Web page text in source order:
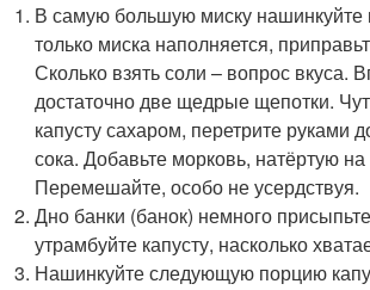
В самую большую миску нашинкуйте
только миска наполняется,
Сколько взять соли – вопрос вкуса.
достаточно две щедрые щепотки.
капусту сахаром, перетрите руками
сока. Добавьте морковь, натёртую на
Перемешайте, особо не усердствуя.
Дно банки (банок) немного
утрамбуйте капусту, насколько
Нашинкуйте следующую порцию